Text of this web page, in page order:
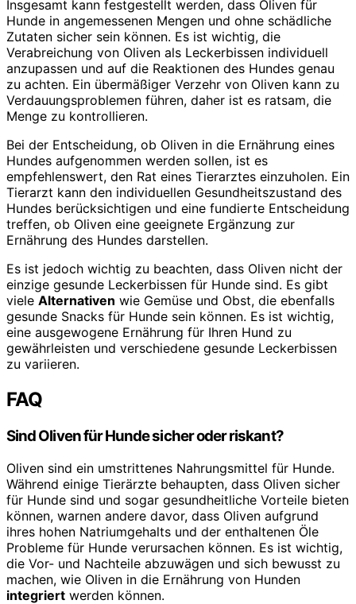
Insgesamt kann festgestellt werden, dass Oliven für
Hunde in angemessenen Mengen und ohne schädliche
Zutaten sicher sein können. Es ist wichtig, die
Verabreichung von Oliven als Leckerbissen individuell
anzupassen und auf die Reaktionen des Hundes genau
zu achten. Ein übermäßiger Verzehr von Oliven kann zu
Verdauungsproblemen führen, daher ist es ratsam, die
Menge zu kontrollieren.
Bei der Entscheidung, ob Oliven in die Ernährung eines
Hundes aufgenommen werden sollen, ist es
empfehlenswert, den Rat eines Tierarztes einzuholen. Ein
Tierarzt kann den individuellen Gesundheitszustand des
Hundes berücksichtigen und eine fundierte Entscheidung
treffen, ob Oliven eine geeignete Ergänzung zur
Ernährung des Hundes darstellen.
Es ist jedoch wichtig zu beachten, dass Oliven nicht der
einzige gesunde Leckerbissen für Hunde sind. Es gibt
viele Alternativen wie Gemüse und Obst, die ebenfalls
gesunde Snacks für Hunde sein können. Es ist wichtig,
eine ausgewogene Ernährung für Ihren Hund zu
gewährleisten und verschiedene gesunde Leckerbissen
zu variieren.
FAQ
Sind Oliven für Hunde sicher oder riskant?
Oliven sind ein umstrittenes Nahrungsmittel für Hunde.
Während einige Tierärzte behaupten, dass Oliven sicher
für Hunde sind und sogar gesundheitliche Vorteile bieten
können, warnen andere davor, dass Oliven aufgrund
ihres hohen Natriumgehalts und der enthaltenen Öle
Probleme für Hunde verursachen können. Es ist wichtig,
die Vor- und Nachteile abzuwägen und sich bewusst zu
machen, wie Oliven in die Ernährung von Hunden
integriert werden können.